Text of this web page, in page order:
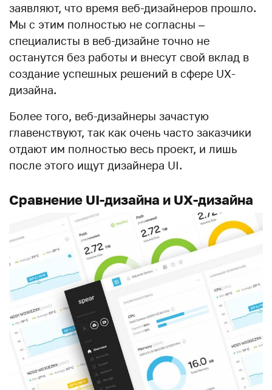
заявляют, что время веб-дизайнеров прошло.
Мы с этим полностью не согласны –
специалисты в веб-дизайне точно не
останутся без работы и внесут свой вклад в
создание успешных решений в сфере UX-
дизайна.
Более того, веб-дизайнеры зачастую
главенствуют, так как очень часто заказчики
отдают им полностью весь проект, и лишь
после этого ищут дизайнера UI.
Сравнение UI-дизайна и UX-дизайна